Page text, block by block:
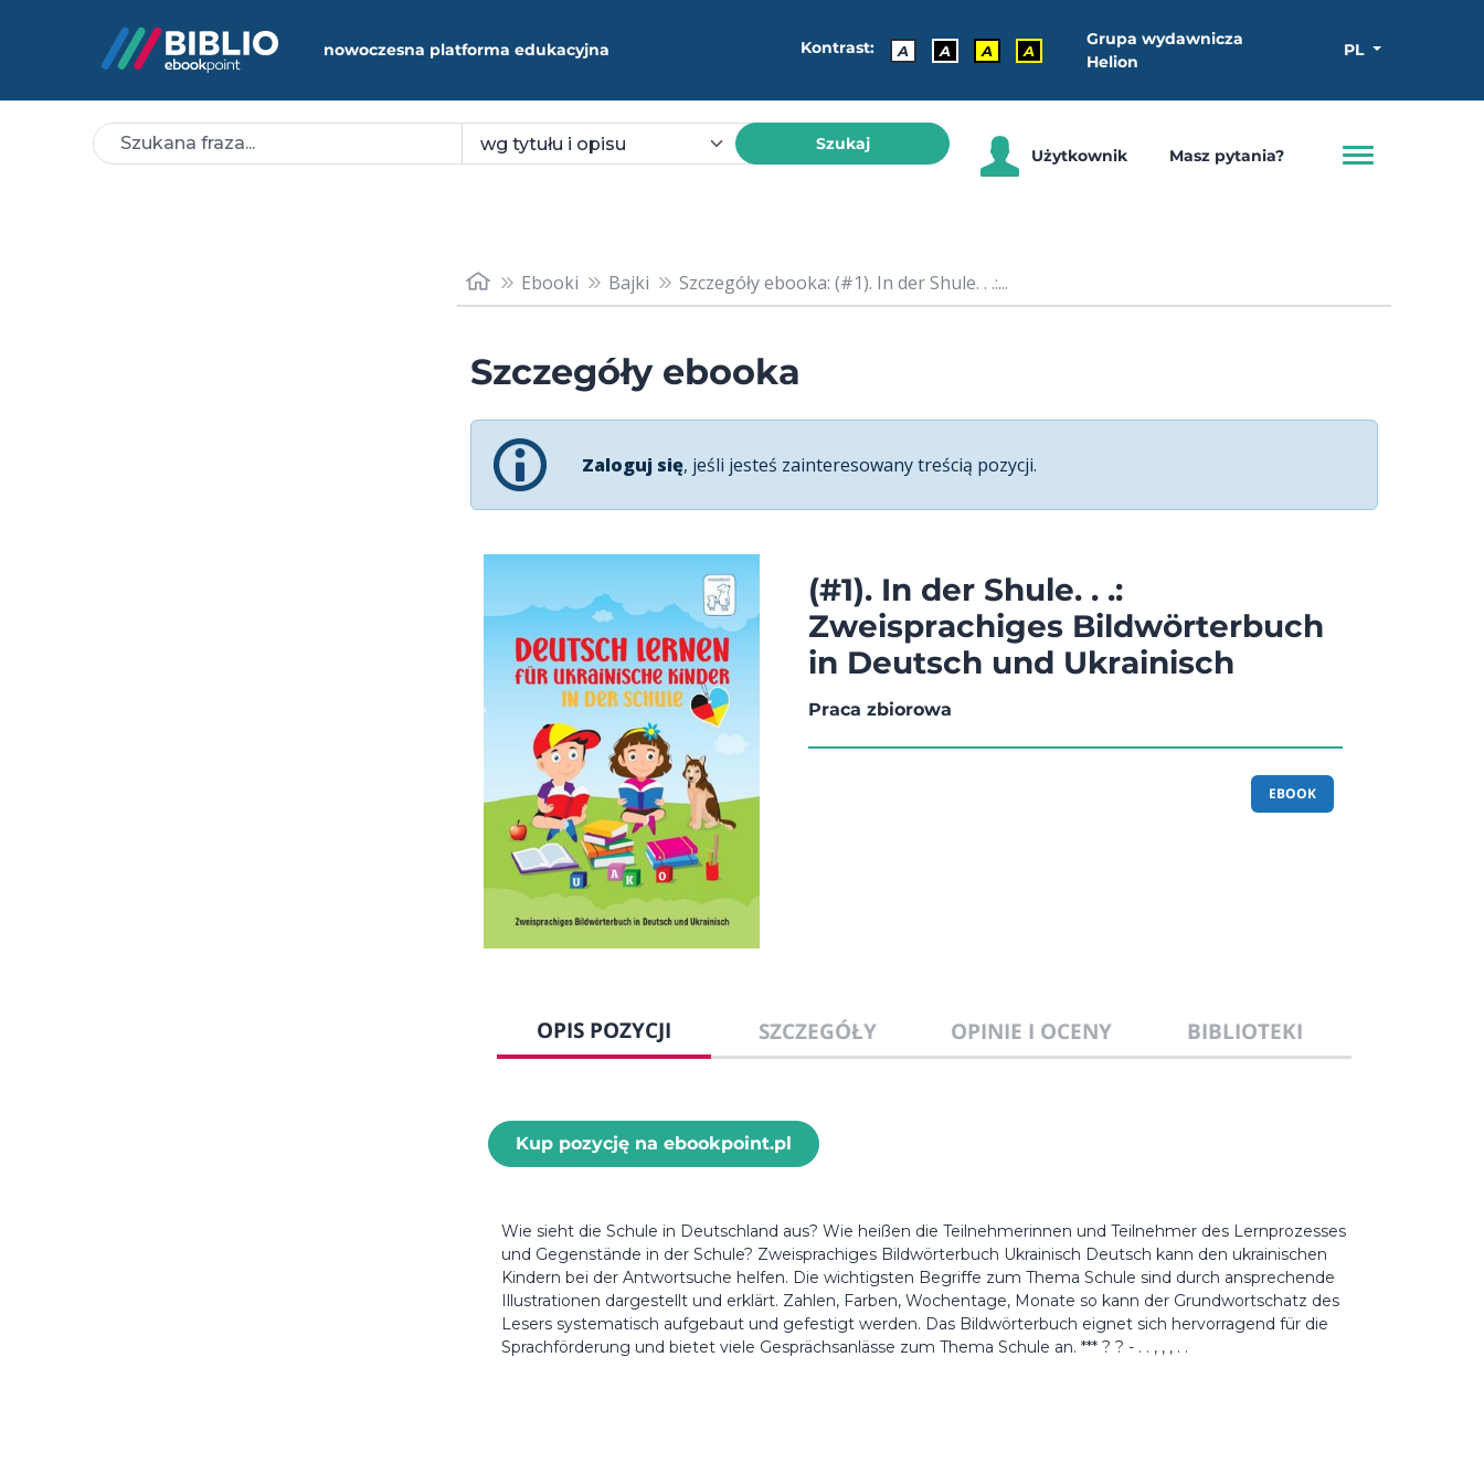
nowoczesna platforma edukacyjna Kontrast: A A A A
Grupa wydawnicza
Helion
PL
Szukaj
Użytkownik Masz pytania?
Ebooki Bajki Szczegóły ebooka: (#1). In der Shule. . .:...
Szczegóły ebooka
Zaloguj się, jeśli jesteś zainteresowany treścią pozycji.
(#1). In der Shule. . .:
Zweisprachiges Bildwörterbuch
in Deutsch und Ukrainisch
Praca zbiorowa
EBOOK
OPIS POZYCJI SZCZEGÓŁY OPINIE I OCENY BIBLIOTEKI
Kup pozycję na ebookpoint.pl
Wie sieht die Schule in Deutschland aus? Wie heißen die Teilnehmerinnen und Teilnehmer des Lernprozesses
und Gegenstände in der Schule? Zweisprachiges Bildwörterbuch Ukrainisch Deutsch kann den ukrainischen
Kindern bei der Antwortsuche helfen. Die wichtigsten Begriffe zum Thema Schule sind durch ansprechende
Illustrationen dargestellt und erklärt. Zahlen, Farben, Wochentage, Monate so kann der Grundwortschatz des
Lesers systematisch aufgebaut und gefestigt werden. Das Bildwörterbuch eignet sich hervorragend für die
Sprachförderung und bietet viele Gesprächsanlässe zum Thema Schule an. *** ? ? - . . , , , . .